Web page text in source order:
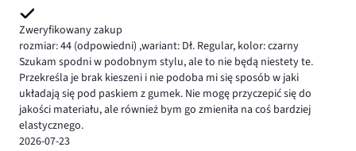
Zweryfikowany zakup
rozmiar: 44 (odpowiedni) ,wariant: Dł. Regular, kolor: czarny
Szukam spodni w podobnym stylu, ale to nie będą niestety te.
Przekreśla je brak kieszeni i nie podoba mi się sposób w jaki
układają się pod paskiem z gumek. Nie mogę przyczepić się do
jakości materiału, ale również bym go zmieniła na coś bardziej
elastycznego.
2026-07-23